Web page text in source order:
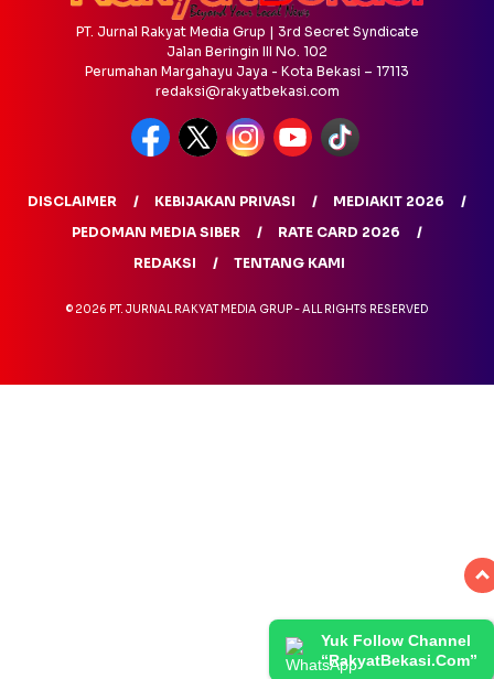
Yuk Follow Channel
“RakyatBekasi.Com”
PT. Jurnal Rakyat Media Grup | 3rd Secret Syndicate
Jalan Beringin III No. 102
Perumahan Margahayu Jaya - Kota Bekasi – 17113
redaksi@rakyatbekasi.com
DISCLAIMER KEBIJAKAN PRIVASI
MEDIAKIT 2026
PEDOMAN MEDIA SIBER
RATE CARD 2026
REDAKSI
TENTANG KAMI
© 2026 PT. JURNAL RAKYAT MEDIA GRUP - ALL RIGHTS RESERVED